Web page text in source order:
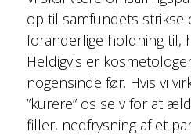
op til samfundets strikse
foranderlige holdning til,
Heldigvis er
nogensinde før. Hvis vi
”kurere” os selv for at
filler, nedfrysning af et